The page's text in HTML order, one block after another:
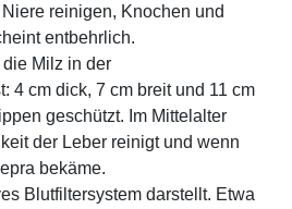
reinigen, Knochen und
entbehrlich.
Milz in der
4 cm dick, 7 cm breit und 11 cm
geschützt. Im Mittelalter
der Leber reinigt und wenn
bekäme.
Blutfiltersystem darstellt. Etwa